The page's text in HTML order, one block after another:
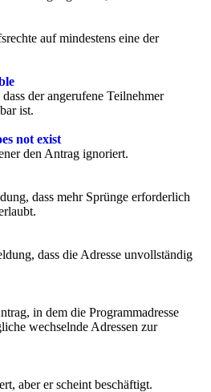
auf mindestens eine der
der angerufene Teilnehmer
ist.
not exist
den Antrag ignoriert.
dass mehr Sprünge erforderlich
dass die Adresse unvollständig
in dem die Programmadresse
wechselnde Adressen zur
aber er scheint beschäftigt.